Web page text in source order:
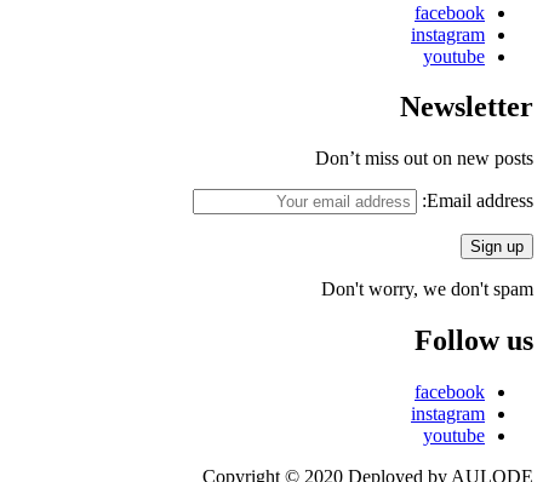
facebook
instagram
youtube
Newsletter
Don’t miss out on new posts
Email address:
Don't worry, we don't spam
Follow us
facebook
instagram
youtube
Copyright © 2020 Deployed by AULODE